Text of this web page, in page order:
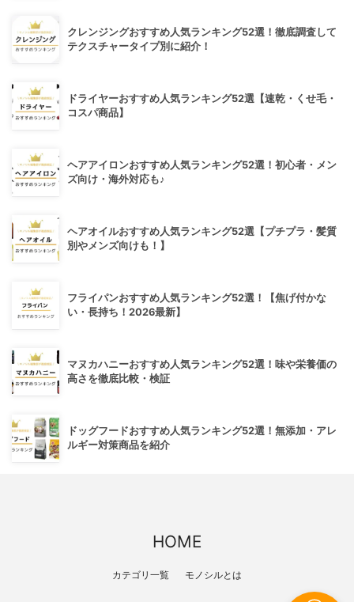
クレンジングおすすめ人気ランキング52選！徹底調査して
テクスチャータイプ別に紹介！
ドライヤーおすすめ人気ランキング52選【速乾・くせ毛・
コスパ商品】
ヘアアイロンおすすめ人気ランキング52選！初心者・メン
ズ向け・海外対応も♪
ヘアオイルおすすめ人気ランキング52選【プチプラ・髪質
別やメンズ向けも！】
フライパンおすすめ人気ランキング52選！【焦げ付かな
い・長持ち！2026最新】
マヌカハニーおすすめ人気ランキング52選！味や栄養価の
高さを徹底比較・検証
ドッグフードおすすめ人気ランキング52選！無添加・アレ
ルギー対策商品を紹介
HOME
カテゴリ一覧 モノシルとは